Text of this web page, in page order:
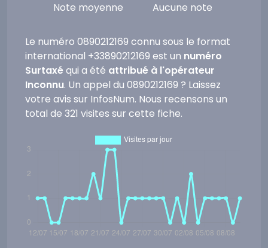
Note moyenne
Aucune note
Le numéro 0890212169 connu sous le format
international +33890212169 est un numéro
Surtaxéqui a été attribué à l'opérateur
Inconnu. Un appel du 0890212169 ? Laissez
votre avis sur InfosNum. Nous recensons un
total de 321 visites sur cette fiche.